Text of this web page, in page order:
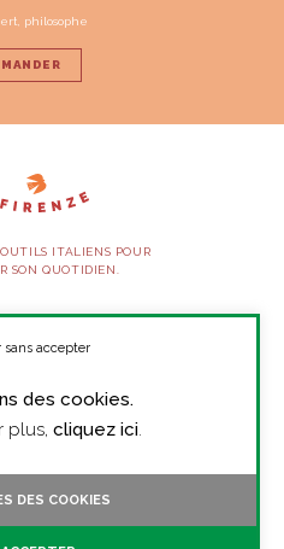
philosophe
ITALIENS POUR
SON QUOTIDIEN.
NOUS
des cookies.
plus, cliquez ici.
sans accepter
DES COOKIES